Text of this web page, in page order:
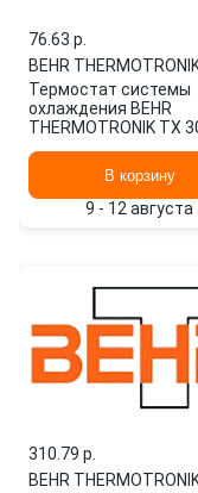
76.63 p.
BEHR
Термостат системы
охлаждения BEHR
THERMOTRONIK TX
В корзину
9 - 12 августа
310.79 p.
BEHR